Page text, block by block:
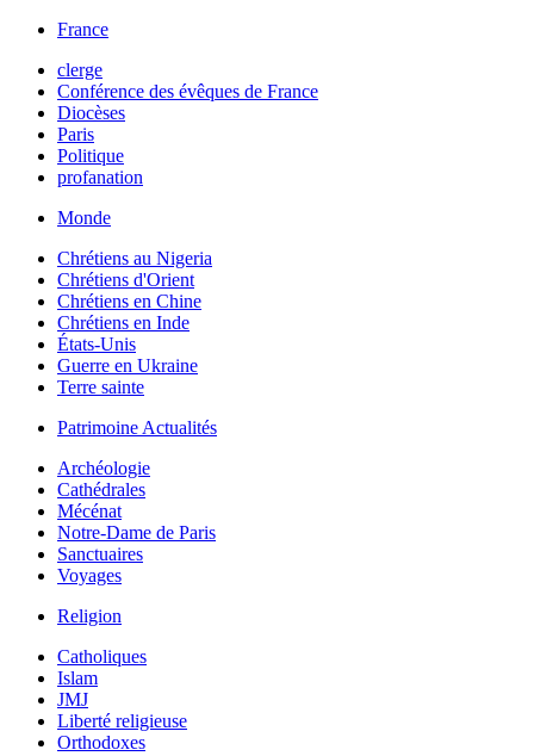
France
clerge
Conférence des évêques de France
Diocèses
Paris
Politique
profanation
Monde
Chrétiens au Nigeria
Chrétiens d'Orient
Chrétiens en Chine
Chrétiens en Inde
États-Unis
Guerre en Ukraine
Terre sainte
Patrimoine Actualités
Archéologie
Cathédrales
Mécénat
Notre-Dame de Paris
Sanctuaires
Voyages
Religion
Catholiques
Islam
JMJ
Liberté religieuse
Orthodoxes